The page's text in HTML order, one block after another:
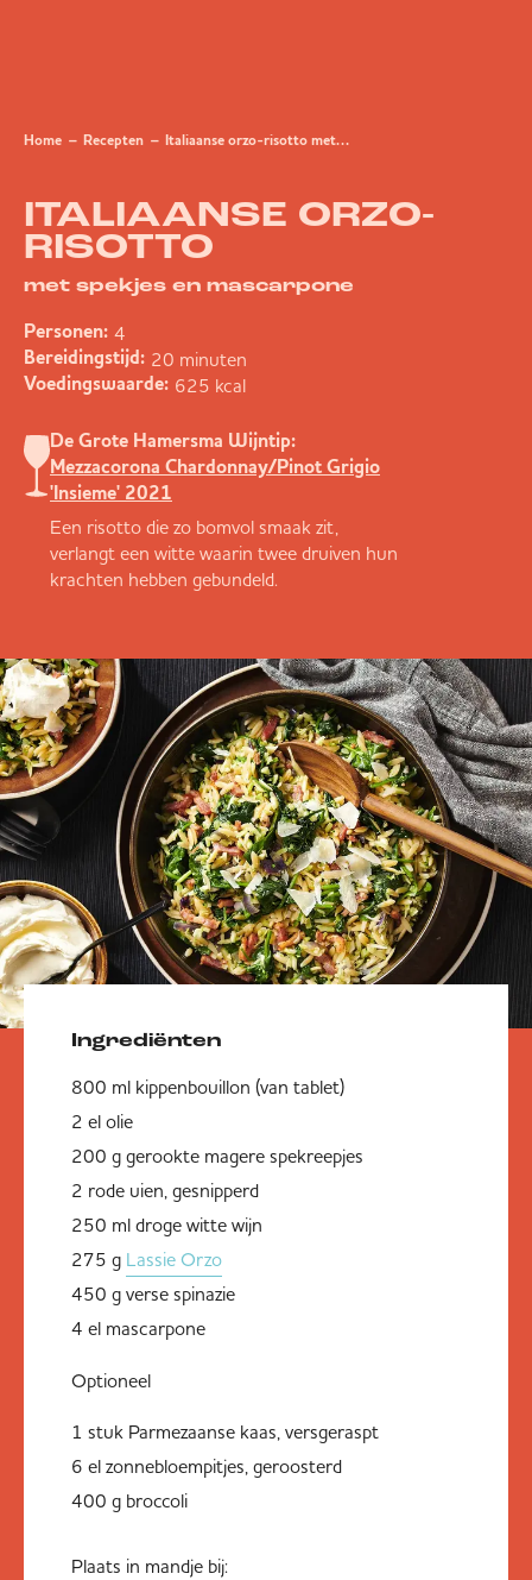
Home Recepten Italiaanse orzo-risotto met spekjes en mascarpone
ITALIAANSE ORZO-
RISOTTO
met spekjes en mascarpone
Personen: 4
Bereidingstijd: 20 minuten
Voedingswaarde: 625 kcal
De Grote Hamersma Wijntip:
Mezzacorona Chardonnay/Pinot Grigio
'Insieme' 2021
Een risotto die zo bomvol smaak zit,
verlangt een witte waarin twee druiven hun
krachten hebben gebundeld.
Ingrediënten
800 ml kippenbouillon (van tablet)
2 el olie
200 g gerookte magere spekreepjes
2 rode uien, gesnipperd
250 ml droge witte wijn
275 g Lassie Orzo
450 g verse spinazie
4 el mascarpone
Optioneel
1 stuk Parmezaanse kaas, versgeraspt
6 el zonnebloempitjes, geroosterd
400 g broccoli
Plaats in mandje bij: